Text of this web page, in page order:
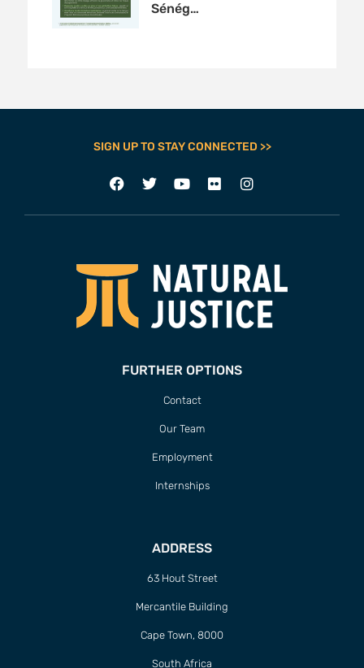
Sénég…
SIGN UP TO STAY CONNECTED >>
FURTHER OPTIONS
Contact
Our Team
Employment
Internships
ADDRESS
63 Hout Street
Mercantile Building
Cape Town, 8000
South Africa